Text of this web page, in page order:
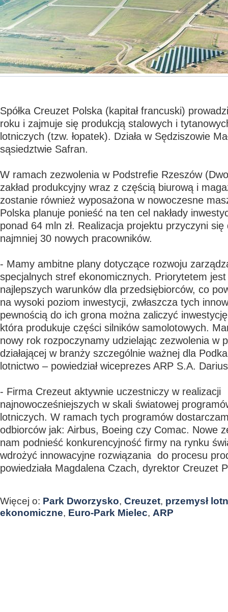
Spółka Creuzet Polska (kapitał francuski)
roku i zajmuje się produkcją stalowych i
lotniczych (tzw. łopatek). Działa w Sędziszowie
sąsiedztwie Safran.
W ramach zezwolenia w Podstrefie Rzeszów
zakład produkcyjny wraz z częścią biurową i
zostanie również wyposażona w nowoczesne
Polska planuje ponieść na ten cel nakłady
ponad 64 mln zł. Realizacja projektu przyczyni
najmniej 30 nowych pracowników.
- Mamy ambitne plany dotyczące rozwoju
specjalnych stref ekonomicznych. Priorytetem
najlepszych warunków dla przedsiębiorców, co
na wysoki poziom inwestycji, zwłaszcza tych
pewnością do ich grona można zaliczyć
która produkuje części silników samolotowych.
nowy rok rozpoczynamy udzielając zezwolenia w
działającej w branży szczególnie ważnej dla
lotnictwo – powiedział wiceprezes ARP S.A.
- Firma Crezeut aktywnie uczestniczy w realizacji
najnowocześniejszych w skali światowej
lotniczych. W ramach tych programów
odbiorców jak: Airbus, Boeing czy Comac. Nowe
nam podnieść konkurencyjność firmy na rynku
wdrożyć innowacyjne rozwiązania do procesu
powiedziała Magdalena Czach, dyrektor Creuzet
Więcej o: Park Dworzysko, Creuzet, przemysł
ekonomiczne, Euro-Park Mielec, ARP